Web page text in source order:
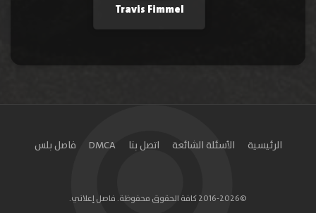
Travis Fimmel
الرئيسية الأسئلة الشائعة اتصل بنا DMCA فاصل بلس
©2016-2026 كافة الحقوق محفوظة. فاصل إعلاني.